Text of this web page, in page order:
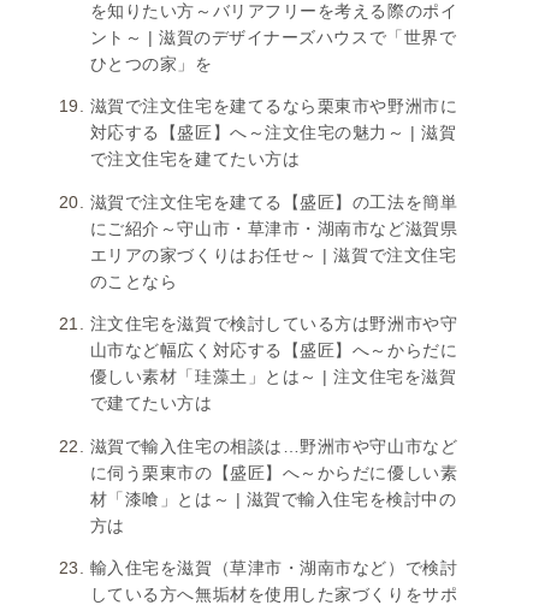
を知りたい方～バリアフリーを考える際のポイ
ント～ | 滋賀のデザイナーズハウスで「世界で
ひとつの家」を
滋賀で注文住宅を建てるなら栗東市や野洲市に
対応する【盛匠】へ～注文住宅の魅力～ | 滋賀
で注文住宅を建てたい方は
滋賀で注文住宅を建てる【盛匠】の工法を簡単
にご紹介～守山市・草津市・湖南市など滋賀県
エリアの家づくりはお任せ～ | 滋賀で注文住宅
のことなら
注文住宅を滋賀で検討している方は野洲市や守
山市など幅広く対応する【盛匠】へ～からだに
優しい素材「珪藻土」とは～ | 注文住宅を滋賀
で建てたい方は
滋賀で輸入住宅の相談は…野洲市や守山市など
に伺う栗東市の【盛匠】へ～からだに優しい素
材「漆喰」とは～ | 滋賀で輸入住宅を検討中の
方は
輸入住宅を滋賀（草津市・湖南市など）で検討
している方へ無垢材を使用した家づくりをサポ